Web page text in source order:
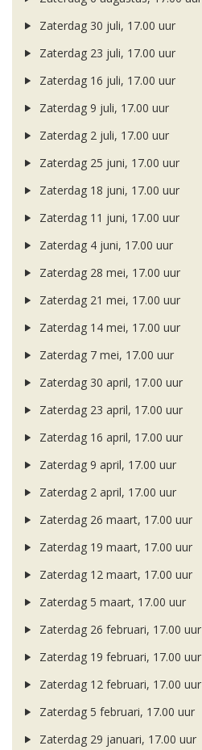
Zaterdag 30 juli, 17.00 uur
Zaterdag 23 juli, 17.00 uur
Zaterdag 16 juli, 17.00 uur
Zaterdag 9 juli, 17.00 uur
Zaterdag 2 juli, 17.00 uur
Zaterdag 25 juni, 17.00 uur
Zaterdag 18 juni, 17.00 uur
Zaterdag 11 juni, 17.00 uur
Zaterdag 4 juni, 17.00 uur
Zaterdag 28 mei, 17.00 uur
Zaterdag 21 mei, 17.00 uur
Zaterdag 14 mei, 17.00 uur
Zaterdag 7 mei, 17.00 uur
Zaterdag 30 april, 17.00 uur
Zaterdag 23 april, 17.00 uur
Zaterdag 16 april, 17.00 uur
Zaterdag 9 april, 17.00 uur
Zaterdag 2 april, 17.00 uur
Zaterdag 26 maart, 17.00 uur
Zaterdag 19 maart, 17.00 uur
Zaterdag 12 maart, 17.00 uur
Zaterdag 5 maart, 17.00 uur
Zaterdag 26 februari, 17.00 uur
Zaterdag 19 februari, 17.00 uur
Zaterdag 12 februari, 17.00 uur
Zaterdag 5 februari, 17.00 uur
Zaterdag 29 januari, 17.00 uur